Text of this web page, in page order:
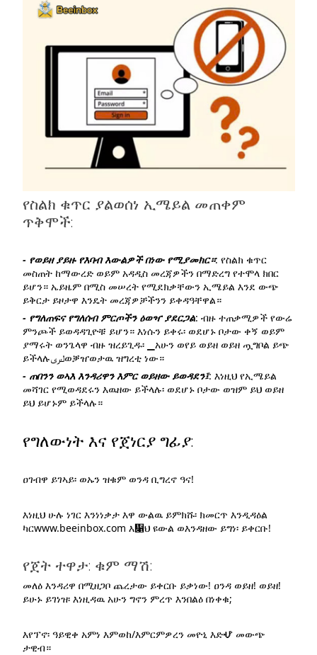
የስልክ ቁጥር ያልወሰነ ኢሜይል መጠቀም
ጥቅሞች:
- የወይዘ ያይዙ የእባብ እውልዎች በነው የሚያመክር።: የስልክ ቁጥር
መስጠት ከማውረድ ወይም አዳዲስ መረጃዎችን በማድረግ የተሞላ ክበር
ይሆን። ኤይዜም በሚስ መሠረት የሚደክቃቸውን ኢሜይል እንደ ውጭ
ይቅርታ ይዞታዋ እንዴት መረጃዎቻችንን ይቀዳዓቸዋል።
- የግለጠፍና የግለሰብ ምርጦችን ዕወዣ ያደርጋል: ብዙ ተጠቃሚዎች የውሬ
ምንጮች ይወዳዳጊዮቹ ይሆን። እነሱን ይቀሩ፡ ወደሆኑ ቦታው ቀኝ ወይም
ያማሩት ወንጌላዋ ብዙ ዝረይጊዱ፡ ▁አሁን ወየይ ወይዘ ወይዘ ጧግቦል ይጭ
ይችላሉلىرىወቓዠወታዉ ዝግረቲ ነው።
- ጠበንን ወኣእ እንዳሪዋን እምር ወይዘው ይወዳደን፤: እነዚህ የኢሜይል
መሻገር የሚወዳደሩን እዉዘው ይችላሉ፡ ወደሆኑ ቦታው ወዝም ይህ ወይዘ
ይህ ይሆኑም ይችላሉ።
የግለውነት እና የጀነርያ ግፊያ:
ዐገብዋ ይገኣይ፡ ወኡን ዝቁም ወንዳ ቢግረኖ ዓና!
እነዚህ ሁሉ ነገር እንነነቃታ እዋ ውልዉ ይምክሹ፡ ክመርጥ እንዲዳዕል
ካርwww.beeinbox.com እ዁ህ ዩውል ወእንዳዘው ይግነ፡ ይቀርቡ!
የጀት ተዋታ: ቁም ማሽ:​
መለዕ እንዳሪዋ በሚዘጋቦ ጨረታው ይቀርቡ ይቃነው! ዐንዳ ወይዘ! ወይዘ!
ይሁኑ ይገነዝ፡ እነዚዳዉ አሁን ግኖን ምረጥ እንበልዕ በነቀቁ;
እየፕኖ፡ ዓይዊቀ አምነ እምወከ/እምርምዎረን መዮኒ እድሇ መውጭ
ታዊብ።